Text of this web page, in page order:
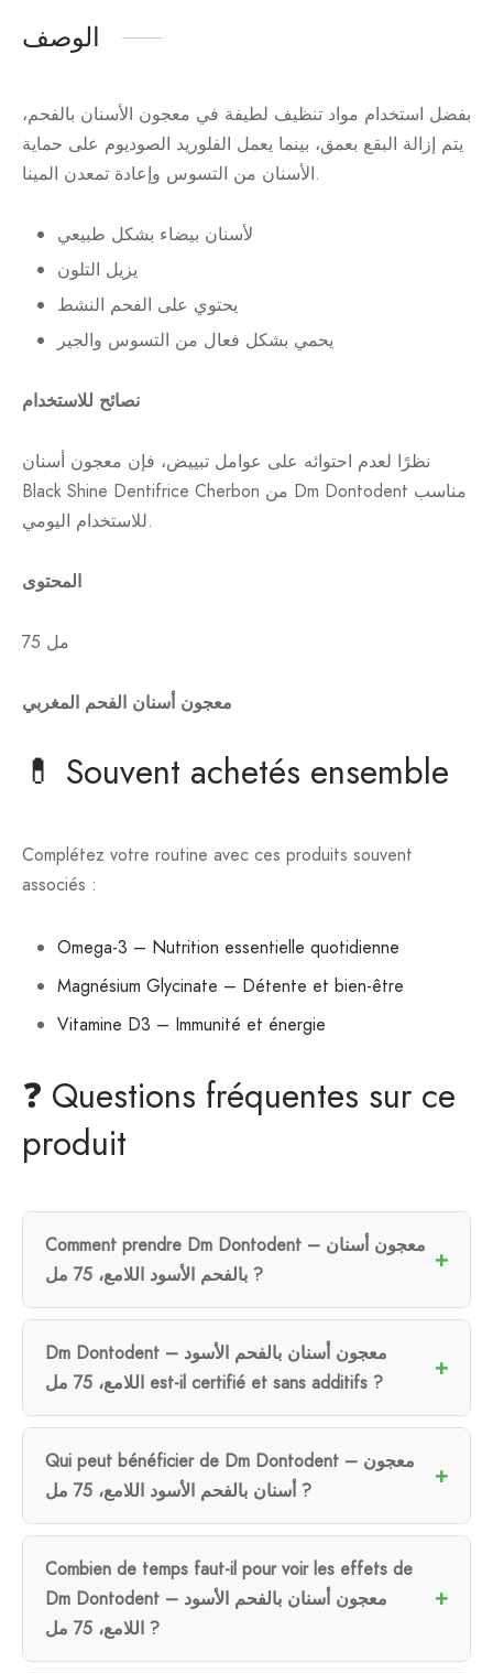
الوصف
بفضل استخدام مواد تنظيف لطيفة في معجون الأسنان بالفحم،
يتم إزالة البقع بعمق، بينما يعمل الفلوريد الصوديوم على حماية
الأسنان من التسوس وإعادة تمعدن المينا.
لأسنان بيضاء بشكل طبيعي
يزيل التلون
يحتوي على الفحم النشط
يحمي بشكل فعال من التسوس والجير
نصائح للاستخدام
نظرًا لعدم احتوائه على عوامل تبييض، فإن معجون أسنان
Black Shine Dentifrice Cherbon من Dm Dontodent مناسب
للاستخدام اليومي.
المحتوى
75 مل
معجون أسنان الفحم المغربي
💊 Souvent achetés ensemble
Complétez votre routine avec ces produits souvent
associés :
Omega-3 – Nutrition essentielle quotidienne
Magnésium Glycinate – Détente et bien-être
Vitamine D3 – Immunité et énergie
❓ Questions fréquentes sur ce
produit
Comment prendre Dm Dontodent – معجون أسنان
بالفحم الأسود اللامع، 75 مل ?
Dm Dontodent – معجون أسنان بالفحم الأسود
اللامع، 75 مل est-il certifié et sans additifs ?
Qui peut bénéficier de Dm Dontodent – معجون
أسنان بالفحم الأسود اللامع، 75 مل ?
Combien de temps faut-il pour voir les effets de
Dm Dontodent – معجون أسنان بالفحم الأسود
اللامع، 75 مل ?